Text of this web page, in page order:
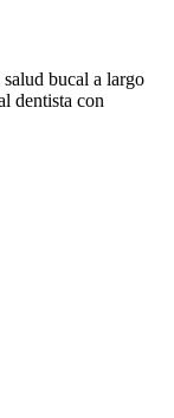
bucal a largo
dentista con